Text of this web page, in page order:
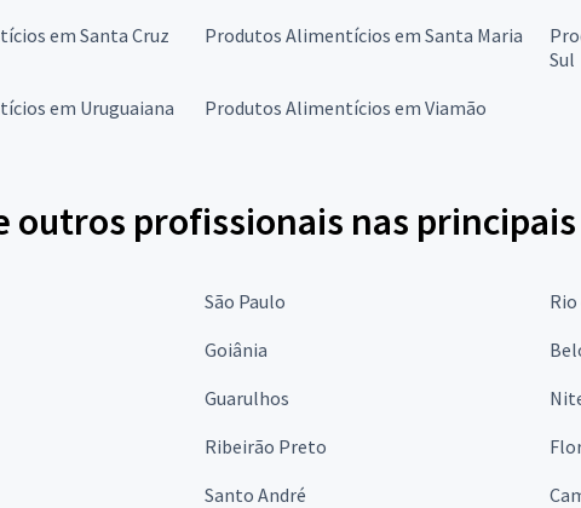
em Santa Cruz
Produtos Alimentícios em Santa Maria
Sul
em Uruguaiana
Produtos Alimentícios em Viamão
outros profissionais nas
São Paulo
Goiânia
Guarulhos
Ribeirão Preto
Santo André